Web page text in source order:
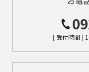
[ 受付時間 ]